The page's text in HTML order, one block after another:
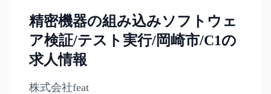
精密機器の組み込みソフトウェ
ア検証/テスト実行/岡崎市/C1の
求人情報
株式会社feat